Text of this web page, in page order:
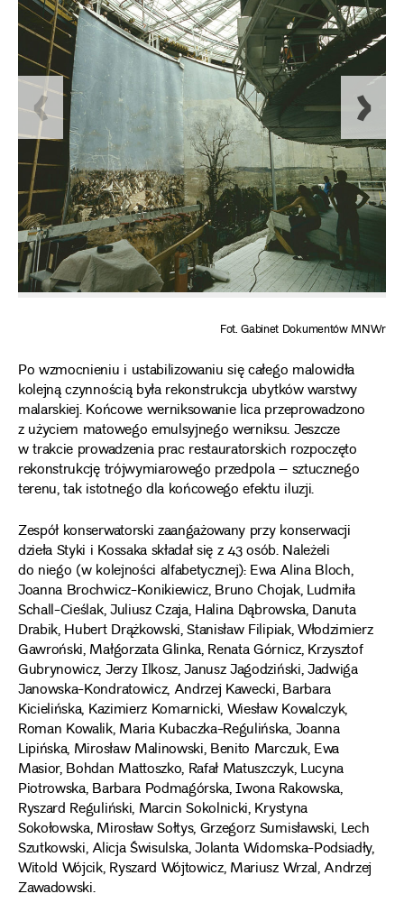
Fot. Gabinet Dokumentów MNWr
Po wzmocnieniu i ustabilizowaniu się całego malowidła
kolejną czynnością była rekonstrukcja ubytków warstwy
malarskiej. Końcowe werniksowanie lica przeprowadzono
z użyciem matowego emulsyjnego werniksu. Jeszcze
w trakcie prowadzenia prac restauratorskich rozpoczęto
rekonstrukcję trójwymiarowego przedpola – sztucznego
terenu, tak istotnego dla końcowego efektu iluzji.
Zespół konserwatorski zaangażowany przy konserwacji
dzieła Styki i Kossaka składał się z 43 osób. Należeli
do niego (w kolejności alfabetycznej): Ewa Alina Bloch,
Joanna Brochwicz-Konikiewicz, Bruno Chojak, Ludmiła
Schall-Cieślak, Juliusz Czaja, Halina Dąbrowska, Danuta
Drabik, Hubert Drążkowski, Stanisław Filipiak, Włodzimierz
Gawroński, Małgorzata Glinka, Renata Górnicz, Krzysztof
Gubrynowicz, Jerzy Ilkosz, Janusz Jagodziński, Jadwiga
Janowska-Kondratowicz, Andrzej Kawecki, Barbara
Kicielińska, Kazimierz Komarnicki, Wiesław Kowalczyk,
Roman Kowalik, Maria Kubaczka-Regulińska, Joanna
Lipińska, Mirosław Malinowski, Benito Marczuk, Ewa
Masior, Bohdan Mattoszko, Rafał Matuszczyk, Lucyna
Piotrowska, Barbara Podmagórska, Iwona Rakowska,
Ryszard Reguliński, Marcin Sokolnicki, Krystyna
Sokołowska, Mirosław Sołtys, Grzegorz Sumisławski, Lech
Szutkowski, Alicja Świsulska, Jolanta Widomska-Podsiadły,
Witold Wójcik, Ryszard Wójtowicz, Mariusz Wrzal, Andrzej
Zawadowski.